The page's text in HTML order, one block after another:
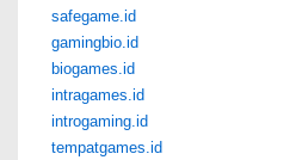
safegame.id
gamingbio.id
biogames.id
intragames.id
introgaming.id
tempatgames.id